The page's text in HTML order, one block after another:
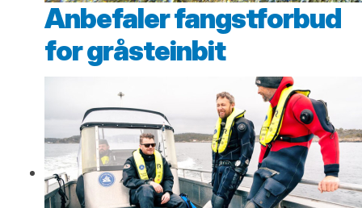
Anbefaler fangstforbud
for gråsteinbit